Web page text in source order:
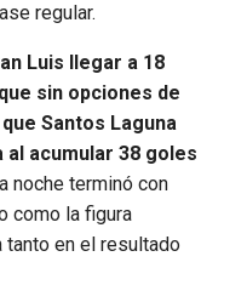
regular.
Luis llegar a 18
sin opciones de
Santos Laguna
acumular 38 goles
noche terminó con
como la figura
tanto en el resultado